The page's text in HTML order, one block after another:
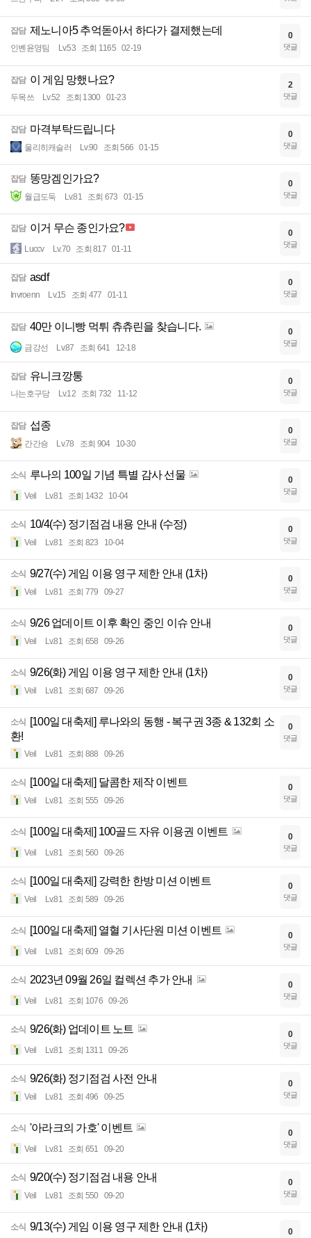
잡담 제노니아5 추억돋아서 하다가 결제했는데
인볜윤영팀 Lv.53 조회 1165 02-19
0
댓글
잡담 이 게임 망했나요?
두목쓰 Lv.52 조회 1300 01-23
2
댓글
잡담 마격부탁드립니다
울리히캐슬러 Lv.90 조회 566 01-15
0
댓글
잡담 똥망겜인가요?
월급도둑 Lv.81 조회 673 01-15
0
댓글
잡담 이거 무슨 종인가요?
Luccv Lv.70 조회 817 01-11
0
댓글
잡담 asdf
Invroenn Lv.15 조회 477 01-11
0
댓글
잡담 40만 이니빵 먹튀 츄츄린을 찾습니다.
금강선 Lv.87 조회 641 12-18
0
댓글
잡담 유니크깡통
나는호구당 Lv.12 조회 732 11-12
0
댓글
잡담 섭종
간간숑 Lv.78 조회 904 10-30
0
댓글
소식 루나의 100일 기념 특별 감사 선물
Veil Lv.81 조회 1432 10-04
0
댓글
소식 10/4(수) 정기점검 내용 안내 (수정)
Veil Lv.81 조회 823 10-04
0
댓글
소식 9/27(수) 게임 이용 영구 제한 안내 (1차)
Veil Lv.81 조회 779 09-27
0
댓글
소식 9/26 업데이트 이후 확인 중인 이슈 안내
Veil Lv.81 조회 658 09-26
0
댓글
소식 9/26(화) 게임 이용 영구 제한 안내 (1차)
Veil Lv.81 조회 687 09-26
0
댓글
소식
[100일 대축제] 루나와의 동행 - 복구권 3종 & 132회 소
환!
Veil Lv.81 조회 888 09-26
0
댓글
소식 [100일 대축제] 달콤한 제작 이벤트
Veil Lv.81 조회 555 09-26
0
댓글
소식 [100일 대축제] 100골드 자유 이용권 이벤트
Veil Lv.81 조회 560 09-26
0
댓글
소식 [100일 대축제] 강력한 한방 미션 이벤트
Veil Lv.81 조회 589 09-26
0
댓글
소식 [100일 대축제] 열혈 기사단원 미션 이벤트
Veil Lv.81 조회 609 09-26
0
댓글
소식 2023년 09월 26일 컬렉션 추가 안내
Veil Lv.81 조회 1076 09-26
0
댓글
소식 9/26(화) 업데이트 노트
Veil Lv.81 조회 1311 09-26
0
댓글
소식 9/26(화) 정기점검 사전 안내
Veil Lv.81 조회 496 09-25
0
댓글
소식 '아라크의 가호' 이벤트
Veil Lv.81 조회 651 09-20
0
댓글
소식 9/20(수) 정기점검 내용 안내
Veil Lv.81 조회 550 09-20
0
댓글
소식 9/13(수) 게임 이용 영구 제한 안내 (1차) 0